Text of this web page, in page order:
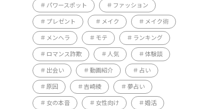
パワースポット ファッション
プレゼント メイク メイク術
メンヘラ モテ ランキング
ロマンス詐欺 人気 体験談
出会い 動画紹介 占い
原因 吉崎綾 夢占い
女の本音 女性向け 婚活